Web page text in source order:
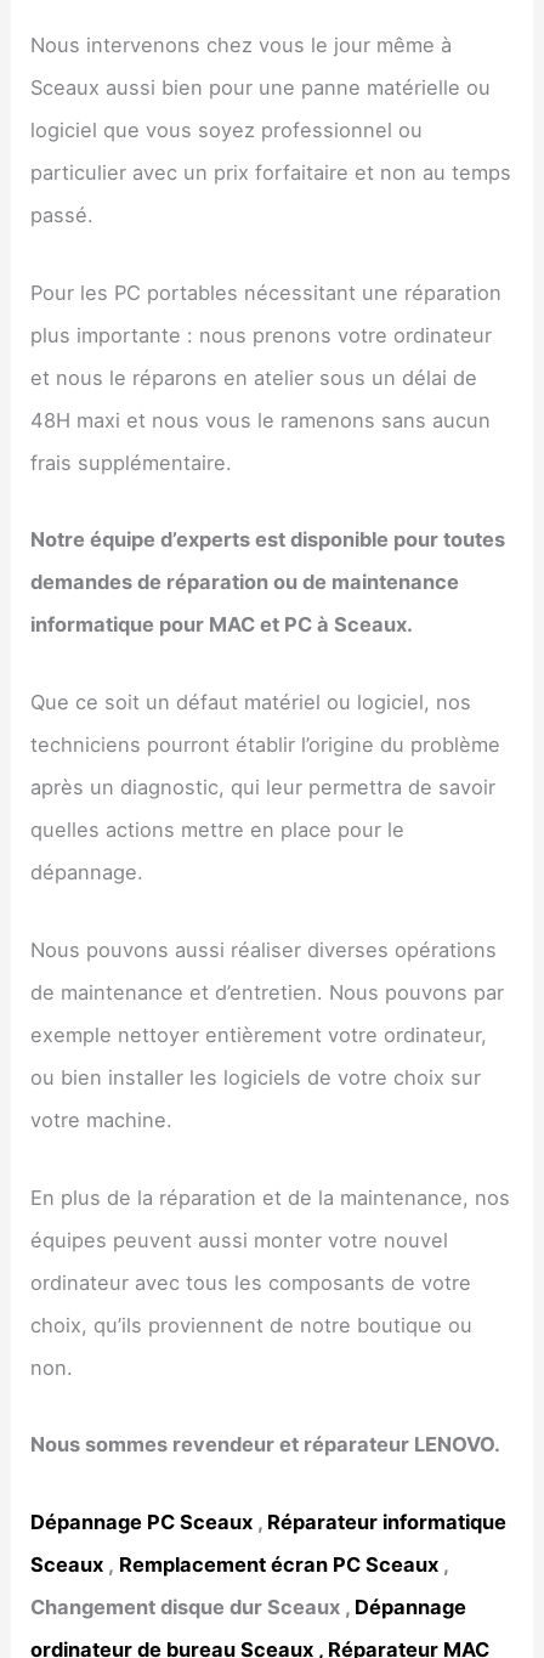
Nous intervenons chez vous le jour même à
Sceaux aussi bien pour une panne matérielle ou
logiciel que vous soyez professionnel ou
particulier avec un prix forfaitaire et non au temps
passé.
Pour les PC portables nécessitant une réparation
plus importante : nous prenons votre ordinateur
et nous le réparons en atelier sous un délai de
48H maxi et nous vous le ramenons sans aucun
frais supplémentaire.
Notre équipe d’experts est disponible pour toutes
demandes de réparation ou de maintenance
informatique pour MAC et PC àSceaux.
Que ce soit un défaut matériel ou logiciel, nos
techniciens pourront établir l’origine du problème
après un diagnostic, qui leur permettra de savoir
quelles actions mettre en place pour le
dépannage.
Nous pouvons aussi réaliser diverses opérations
de maintenance et d’entretien. Nous pouvons par
exemple nettoyer entièrement votre ordinateur,
ou bien installer les logiciels de votre choix sur
votre machine.
En plus de la réparation et de la maintenance, nos
équipes peuvent aussi monter votre nouvel
ordinateur avec tous les composants de votre
choix, qu’ils proviennent de notre boutique ou
non.
Nous sommes revendeur et réparateur LENOVO.
Dépannage PCSceaux , Réparateur informatique
Sceaux , Remplacement écran PCSceaux ,
Changement disque durSceaux , Dépannage
ordinateur de bureau Sceaux , Réparateur MAC